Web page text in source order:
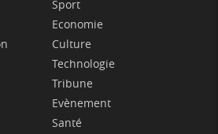
Sport
Economie
Culture
Technologie
Tribune
Evènement
Santé